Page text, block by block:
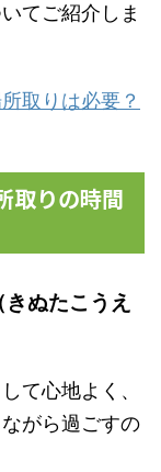
てご紹介しま
取りは必要？
取りの時間
ぬたこうえ
て心地よく、
がら過ごすの